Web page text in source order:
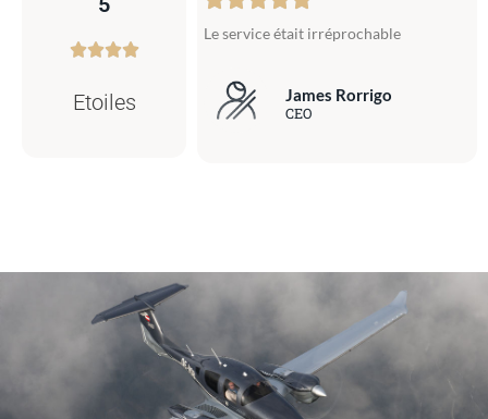
Etoiles
Le service était irréprochable
James Rorrigo
CEO